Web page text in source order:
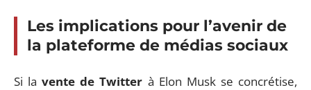
Les implications pour l’avenir de
la plateforme de médias sociaux
Si lavente de Twitter à Elon Musk se concrétise,